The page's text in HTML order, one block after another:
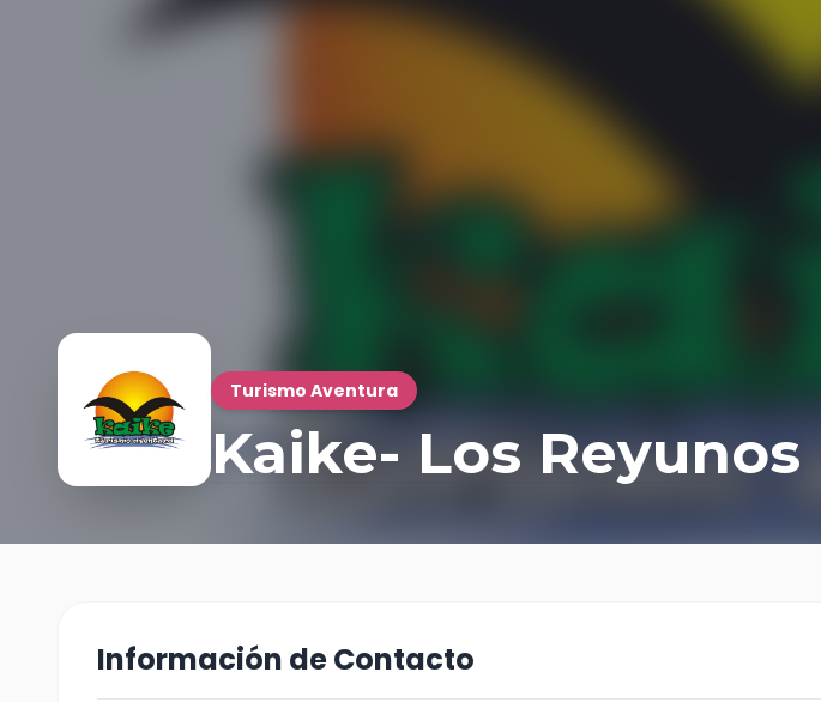
Turismo Aventura
Kaike- Los Reyunos
Información de Contacto